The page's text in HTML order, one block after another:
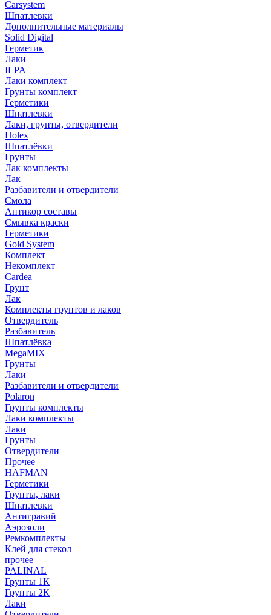
Carsystem
Шпатлевки
Дополнительные материалы
Solid Digital
Герметик
Лаки
ILPA
Лаки комплект
Грунты комплект
Герметики
Шпатлевки
Лаки, грунты, отвердители
Holex
Шпатлёвки
Грунты
Лак комплекты
Лак
Разбавители и отвердители
Смола
Антикор составы
Смывка краски
Герметики
Gold System
Комплект
Некомплект
Cardea
Грунт
Лак
Комплекты грунтов и лаков
Отвердитель
Разбавитель
Шпатлёвка
MegaMIX
Грунты
Лаки
Разбавители и отвердители
Polaron
Грунты комплекты
Лаки комплекты
Лаки
Грунты
Отвердители
Прочее
HAFMAN
Герметики
Грунты, лаки
Шпатлевки
Антигравий
Аэрозоли
Ремкомплекты
Клей для стекол
прочее
PALINAL
Грунты 1К
Грунты 2К
Лаки